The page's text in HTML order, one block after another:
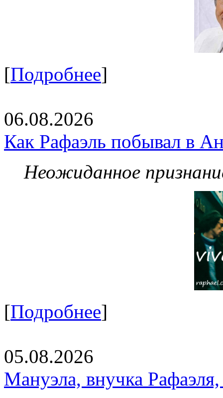
[Подробнее]
06.08.2026
Как Рафаэль побывал в
Неожиданное
[Подробнее]
05.08.2026
Мануэла, внучка